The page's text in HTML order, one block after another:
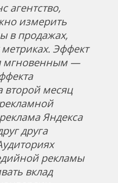
измерить
в продажах,
Эффект
мгновенным —
второй месяц
Яндекса
друга
рекламы
вклад